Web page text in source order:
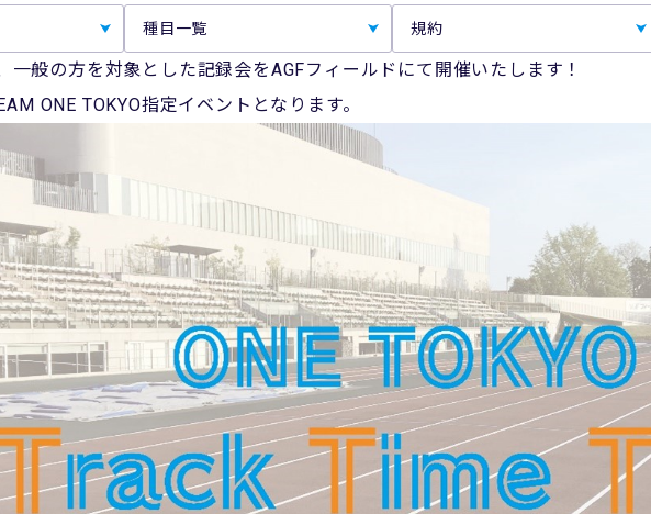
種目一覧 規約
一般の方を対象とした記録会をAGFフィールドにて開催いたします！
ONE TOKYO指定イベントとなります。